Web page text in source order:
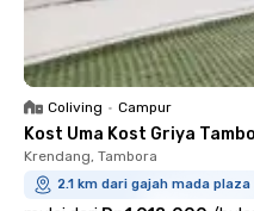
Coliving • Campur
Kost Uma Kost Griya
Krendang, Tambora
2.1 km dari gajah mada plaza